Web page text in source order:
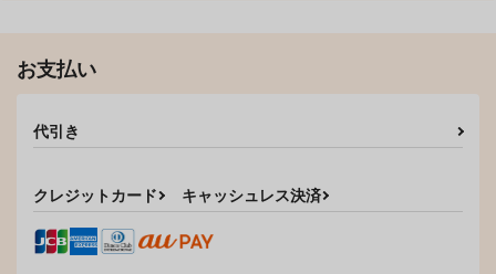
お支払い
代引き
クレジットカード キャッシュレス決済